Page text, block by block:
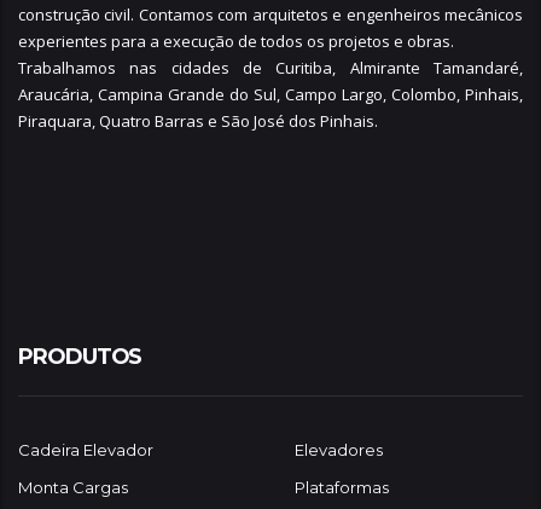
construção civil. Contamos com arquitetos e engenheiros mecânicos
experientes para a execução de todos os projetos e obras.
Trabalhamos nas cidades de Curitiba, Almirante Tamandaré,
Araucária, Campina Grande do Sul, Campo Largo, Colombo, Pinhais,
Piraquara,Quatro Barras e São José dos Pinhais.
PRODUTOS
Cadeira Elevador
Elevadores
Monta Cargas
Plataformas